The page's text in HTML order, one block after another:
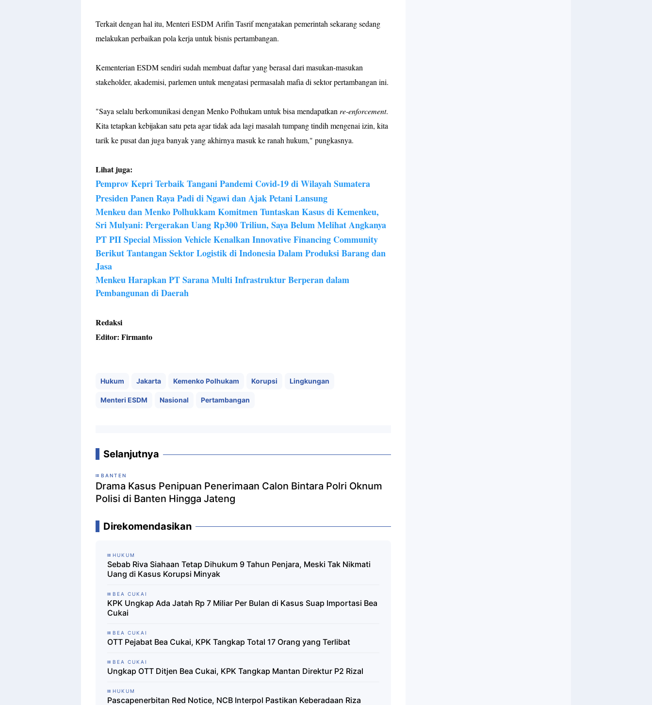
Terkait dengan hal itu, Menteri ESDM Arifin Tasrif mengatakan pemerintah sekarang sedang
melakukan perbaikan pola kerja untuk bisnis pertambangan.
Kementerian ESDM sendiri sudah membuat daftar yang berasal dari masukan-masukan
stakeholder, akademisi, parlemen untuk mengatasi permasalah mafia di sektor pertambangan ini.
"Saya selalu berkomunikasi dengan Menko Polhukam untuk bisa mendapatkan re-enforcement.
Kita tetapkan kebijakan satu peta agar tidak ada lagi masalah tumpang tindih mengenai izin, kita
tarik ke pusat dan juga banyak yang akhirnya masuk ke ranah hukum," pungkasnya.
Lihat juga:
Pemprov Kepri Terbaik Tangani Pandemi Covid-19 di Wilayah Sumatera
Presiden Panen Raya Padi di Ngawi dan Ajak Petani Lansung
Menkeu dan Menko Polhukkam Komitmen Tuntaskan Kasus di Kemenkeu,
Sri Mulyani: Pergerakan Uang Rp300 Triliun, Saya Belum Melihat Angkanya
PT PII Special Mission Vehicle Kenalkan Innovative Financing Community
Berikut Tantangan Sektor Logistik di Indonesia Dalam Produksi Barang dan
Jasa
Menkeu Harapkan PT Sarana Multi Infrastruktur Berperan dalam
Pembangunan di Daerah
Redaksi
Editor: Firmanto
Hukum Jakarta Kemenko Polhukam Korupsi Lingkungan
Menteri ESDM Nasional Pertambangan
Selanjutnya
BANTEN
Drama Kasus Penipuan Penerimaan Calon Bintara Polri Oknum
Polisi di Banten Hingga Jateng
Direkomendasikan
HUKUM
Sebab Riva Siahaan Tetap Dihukum 9 Tahun Penjara, Meski Tak Nikmati
Uang di Kasus Korupsi Minyak
BEA CUKAI
KPK Ungkap Ada Jatah Rp 7 Miliar Per Bulan di Kasus Suap Importasi Bea
Cukai
BEA CUKAI
OTT Pejabat Bea Cukai, KPK Tangkap Total 17 Orang yang Terlibat
BEA CUKAI
Ungkap OTT Ditjen Bea Cukai, KPK Tangkap Mantan Direktur P2 Rizal
HUKUM
Pascapenerbitan Red Notice, NCB Interpol Pastikan Keberadaan Riza